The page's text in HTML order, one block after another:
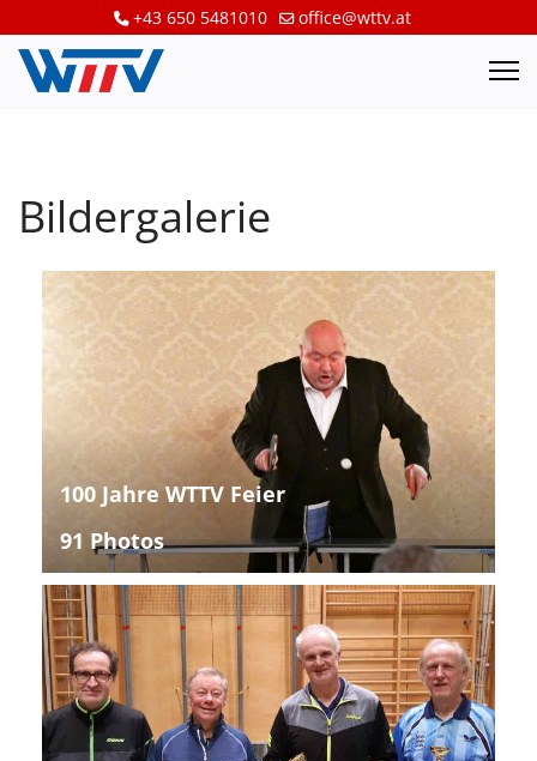
+43 650 5481010 office@wttv.at
Bildergalerie
100 Jahre WTTV Feier
91 Photos